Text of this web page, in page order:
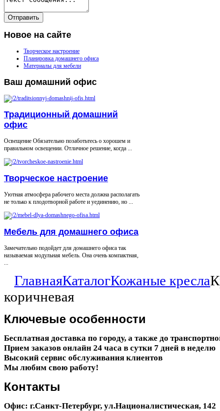
Новое на сайте
Творческое настроение
Планировка домашнего офиса
Материалы для мебели
Ваш домашний офис
Традиционный домашний
офис
Освещение Обязательно позаботьтесь о хорошем и
правильном освещении. Отличное решение, когда ...
Творческое настроение
Уютная атмосфера рабочего места должна располагать
не только к плодотворной работе и уединению, но ...
Мебель для домашнего офиса
Замечательно подойдет для домашнего офиса так
называемая модульная мебель. Она очень компактная,
...
ГлавнаяКаталогКожаные кресла
коричневая
Ключевые особенности
Бесплатная доставка по городу, а также до
Прием заказов онлайн 24 часа в сутки 7 дней в неделю
Высокий сервис обслуживания клиентов
Мы любим свою работу!
Контакты
Офис: г.Санкт-Петербург, ул.Националистическая, 142